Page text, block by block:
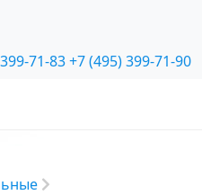
71-83+7 (495) 399-71-90